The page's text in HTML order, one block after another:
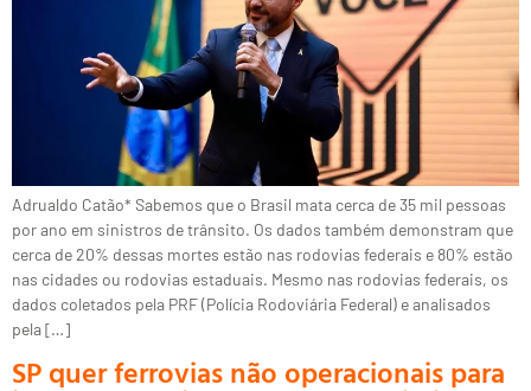
Adrualdo Catão* Sabemos que o Brasil mata cerca de 35 mil pessoas
por ano em sinistros de trânsito. Os dados também demonstram que
cerca de 20% dessas mortes estão nas rodovias federais e 80% estão
nas cidades ou rodovias estaduais. Mesmo nas rodovias federais, os
dados coletados pela PRF (Polícia Rodoviária Federal) e analisados
pela […]
SP quer ferrovias não operacionais para